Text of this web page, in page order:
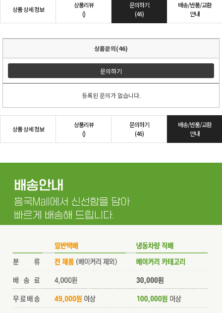
상품 상세 정보
상품리뷰
()
문의하기
(46)
배송/반품/교환
안내
상품문의(46)
문의하기
등록된 문의가 없습니다.
상품 상세 정보
상품리뷰
()
문의하기
(46)
배송/반품/교환
안내